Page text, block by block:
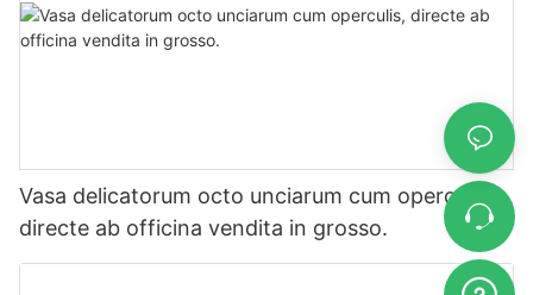
Vasa delicatorum octo unciarum cum operculis,
directe ab officina vendita in grosso.